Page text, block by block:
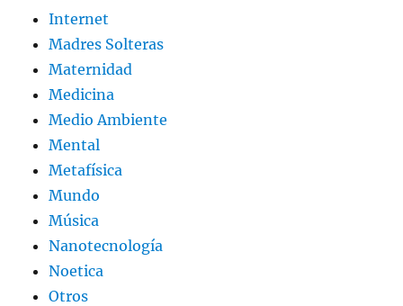
Internet
Madres Solteras
Maternidad
Medicina
Medio Ambiente
Mental
Metafísica
Mundo
Música
Nanotecnología
Noetica
Otros